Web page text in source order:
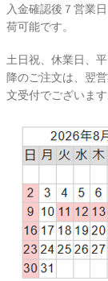
入金確認後７営業
荷可能です。
土日祝、休業日、
降のご注文は、翌
文受付でございます